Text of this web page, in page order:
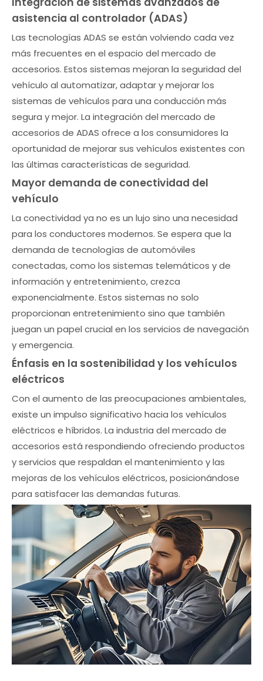
asistencia al controlador (ADAS)
Las tecnologías ADAS se están volviendo cada vez
más frecuentes en el espacio del mercado de
accesorios. Estos sistemas mejoran la seguridad del
vehículo al automatizar, adaptar y mejorar los
sistemas de vehículos para una conducción más
segura y mejor. La integración del mercado de
accesorios de ADAS ofrece a los consumidores la
oportunidad de mejorar sus vehículos existentes con
las últimas características de seguridad.
Mayor demanda de conectividad del
vehículo
La conectividad ya no es un lujo sino una necesidad
para los conductores modernos. Se espera que la
demanda de tecnologías de automóviles
conectadas, como los sistemas telemáticos y de
información y entretenimiento, crezca
exponencialmente. Estos sistemas no solo
proporcionan entretenimiento sino que también
juegan un papel crucial en los servicios de navegación
y emergencia.
Énfasis en la sostenibilidad y los vehículos
eléctricos
Con el aumento de las preocupaciones ambientales,
existe un impulso significativo hacia los vehículos
eléctricos e híbridos. La industria del mercado de
accesorios está respondiendo ofreciendo productos
y servicios que respaldan el mantenimiento y las
mejoras de los vehículos eléctricos, posicionándose
para satisfacer las demandas futuras.